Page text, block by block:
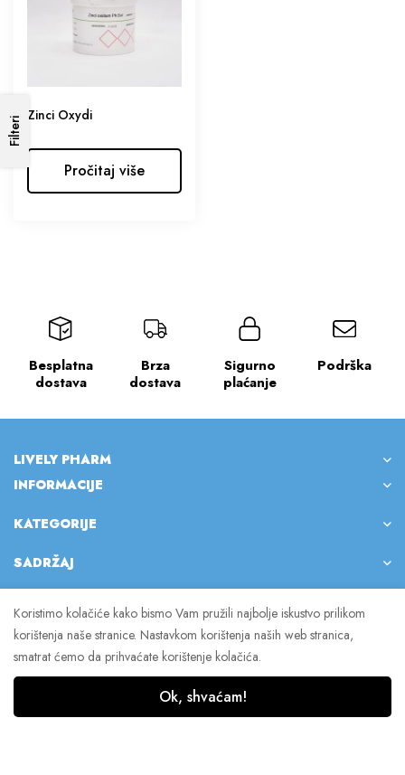
Filteri
Zinci Oxydi
Pročitaj više
Besplatna
dostava
Brza
dostava
Sigurno
plaćanje
Podrška
LIVELY PHARM
INFORMACIJE
KATEGORIJE
SADRŽAJ
© 2023 Lively Pharm. Sva prava pridržana.
Koristimo kolačiće kako bismo Vam pružili najbolje iskustvo prilikom
korištenja naše stranice. Nastavkom korištenja naših web stranica,
smatrat ćemo da prihvaćate korištenje kolačića.
Ok, shvaćam!